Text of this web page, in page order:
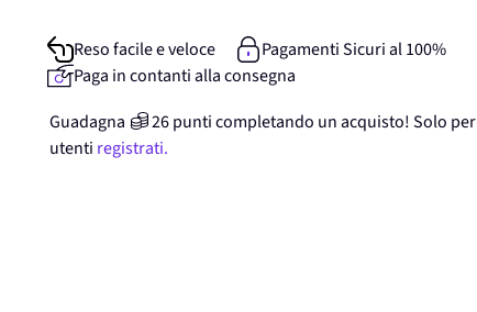
Reso facile e veloce
Pagamenti Sicuri al 100%
Paga in contanti alla consegna
Guadagna
26punticompletando un acquisto! Solo per
utenti registrati.